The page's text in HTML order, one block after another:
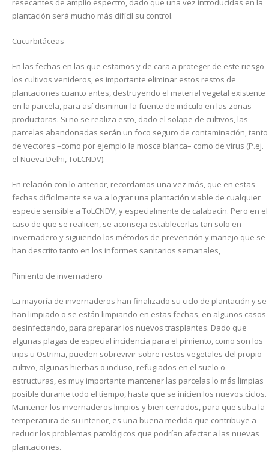
resecantes de amplio espectro, dado que una vez introducidas en la
plantación será mucho más difícil su control.
Cucurbitáceas
En las fechas en las que estamos y de cara a proteger de este riesgo
los cultivos venideros, es importante eliminar estos restos de
plantaciones cuanto antes, destruyendo el material vegetal existente
en la parcela, para así disminuir la fuente de inóculo en las zonas
productoras. Si no se realiza esto, dado el solape de cultivos, las
parcelas abandonadas serán un foco seguro de contaminación, tanto
de vectores –como por ejemplo la mosca blanca– como de virus (P.ej.
el Nueva Delhi, ToLCNDV).
En relación con lo anterior, recordamos una vez más, que en estas
fechas difícilmente se va a lograr una plantación viable de cualquier
especie sensible a ToLCNDV, y especialmente de calabacín. Pero en el
caso de que se realicen, se aconseja establecerlas tan solo en
invernadero y siguiendo los métodos de prevención y manejo que se
han descrito tanto en los informes sanitarios semanales,
Pimiento de invernadero
La mayoría de invernaderos han finalizado su ciclo de plantación y se
han limpiado o se están limpiando en estas fechas, en algunos casos
desinfectando, para preparar los nuevos trasplantes. Dado que
algunas plagas de especial incidencia para el pimiento, como son los
trips u Ostrinia, pueden sobrevivir sobre restos vegetales del propio
cultivo, algunas hierbas o incluso, refugiados en el suelo o
estructuras, es muy importante mantener las parcelas lo más limpias
posible durante todo el tiempo, hasta que se inicien los nuevos ciclos.
Mantener los invernaderos limpios y bien cerrados, para que suba la
temperatura de su interior, es una buena medida que contribuye a
reducir los problemas patológicos que podrían afectar a las nuevas
plantaciones.